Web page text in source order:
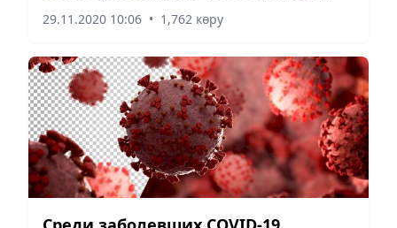
29.11.2020 10:06 • 1,762 көру